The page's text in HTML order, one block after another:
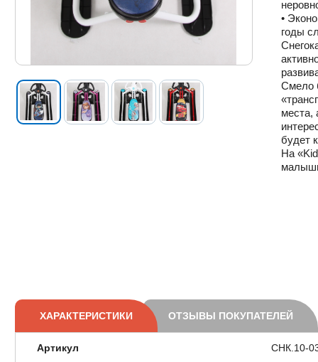
•
годы
Смело
места,
будет
На
ХАРАКТЕРИСТИКИ ОТЗЫВЫ ПОКУПАТЕЛЕЙ
Артикул СНК.10-